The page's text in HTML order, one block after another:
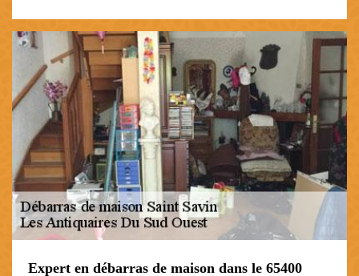
Expert en débarras de maison dans le 65400